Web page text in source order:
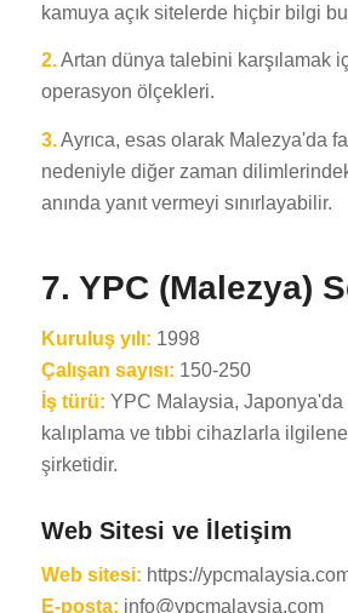
kamuya açık sitelerde hiçbir bilgi
2.Artan dünya talebini karşılamak
operasyon ölçekleri.
3.Ayrıca, esas olarak Malezya'da
nedeniyle diğer zaman
anında yanıt vermeyi sınırlayabilir.
7. YPC (Malezya)
Kuruluş yılı: 1998
Çalışan sayısı: 150-250
İş türü: YPC Malaysia,
kalıplama ve tıbbi cihazlarla
şirketidir.
Web Sitesi ve İletişim
Web sitesi: https://
E-posta: info@ypcmalaysia.com